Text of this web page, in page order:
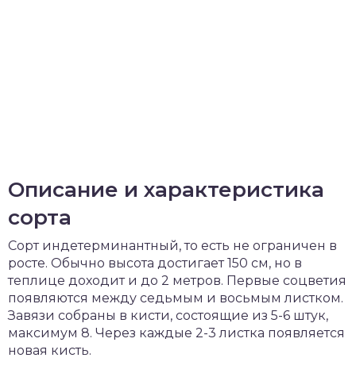
Описание и характеристика
сорта
Сорт индетерминантный, то есть не ограничен в
росте. Обычно высота достигает 150 см, но в
теплице доходит и до 2 метров. Первые соцветия
появляются между седьмым и восьмым листком.
Завязи собраны в кисти, состоящие из 5-6 штук,
максимум 8. Через каждые 2-3 листка появляется
новая кисть.